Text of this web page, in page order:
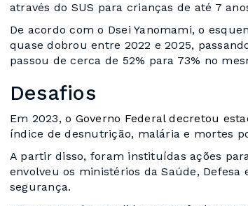
através do SUS para crianças de até 7
De acordo com o Dsei Yanomami, o
quase dobrou entre 2022 e 2025,
passou de cerca de 52% para 73% no
Desafios
Em 2023,o Governo Federal decretou
índice de desnutrição, malária e mortes
A partir disso, foram instituídas ações
envolveu os ministérios da Saúde,
segurança.